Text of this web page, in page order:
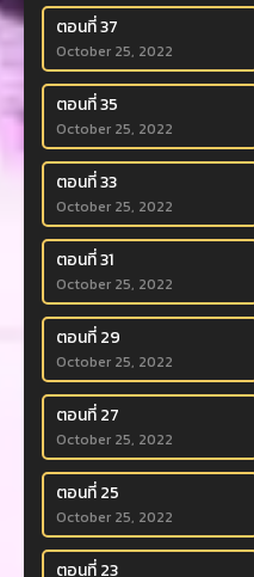
ตอนที่ 37
October 25, 2022
ตอนที่ 35
October 25, 2022
ตอนที่ 33
October 25, 2022
ตอนที่ 31
October 25, 2022
ตอนที่ 29
October 25, 2022
ตอนที่ 27
October 25, 2022
ตอนที่ 25
October 25, 2022
ตอนที่ 23